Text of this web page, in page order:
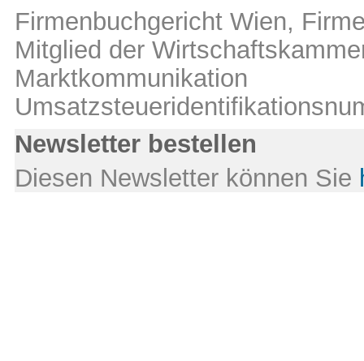
Firmenbuchgericht Wien,
Mitglied der
Marktkommunikation
Newsletter bestellen
Diesen Newsletter können Sie